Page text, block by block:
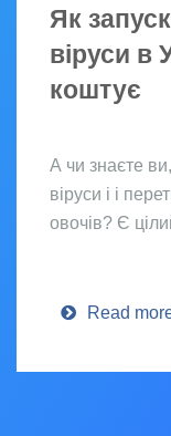
Як
віруси в
коштує
А чи знаєте
віруси і і
овочів? Є
Read